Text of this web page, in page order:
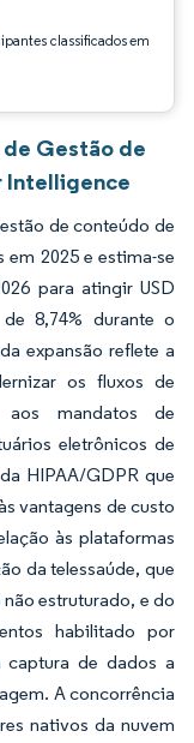
classificados em
Gestão de
Intelligence
de conteúdo de
em 2025 e estima-se
para atingir USD
8,74% durante o
expansão reflete a
os fluxos de
aos mandatos de
eletrônicos de
HIPAA/GDPR que
vantagens de custo
às plataformas
da telessaúde, que
estruturado, e do
habilitado por
captura de dados a
A concorrência
nativos da nuvem